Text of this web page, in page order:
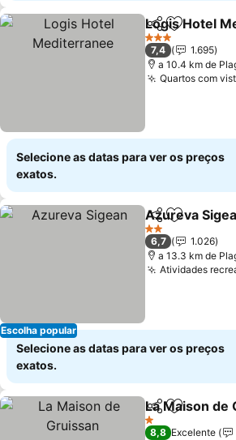
PartilharAdicionar
Logis Hotel
3 Estrelas
7,4
1.695
a 10.4 km de
Quartos com
Selecione as datas para ver os preços
exatos.
Escolha popular
PartilharAdicionar
Azureva
2 Estrelas
6,7
1.026
a 13.3 km de
Atividades
Selecione as datas para ver os preços
exatos.
PartilharAdicionar
La Maison de
1 Estrelas
8,8 Excelente